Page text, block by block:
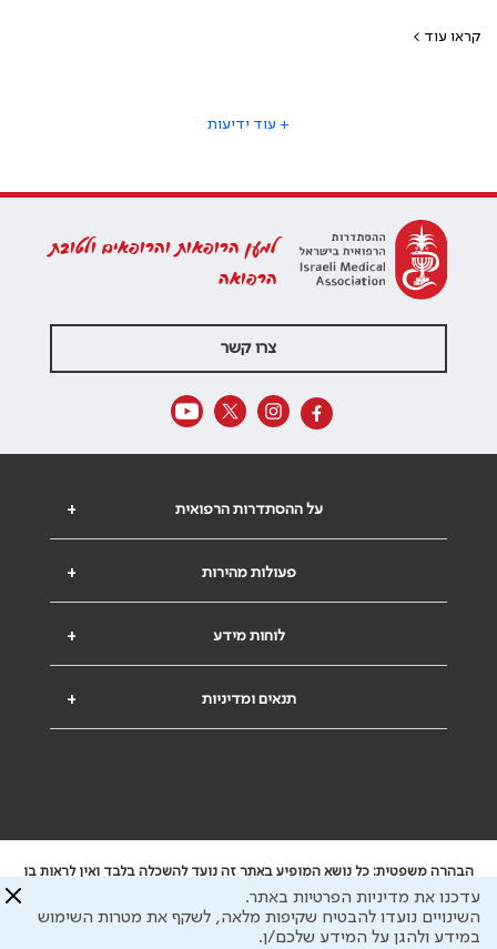
קראו עוד >
+ עוד ידיעות
למען הרופאות והרופאים ולטובת
הרפואה
צרו קשר
+ על ההסתדרות הרפואית
+ פעולות מהירות
+ לוחות מידע
+ תנאים ומדיניות
הבהרה משפטית: כל נושא המופיע באתר זה נועד להשכלה בלבד ואין לראות בו
ייעוץ רפואי או משפטי. אין הר"י אחראית לתוכן המתפרסם באתר זה ולכל נזק
שעלול להיגרם.
ידוע לי שהר"י אוספת ושומרת מידע אישי לצורך מתן השרות וכי חלק ממנו עשוי
עדכנו את מדיניות הפרטיות באתר.
השינויים נועדו להבטיח שקיפות מלאה, לשקף את מטרות השימוש
במידע ולהגן על המידע שלכם/ן.